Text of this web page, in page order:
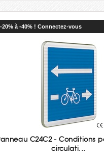
20% à -40% ! Connectez-vous
C24C2 - Conditions
circulati...